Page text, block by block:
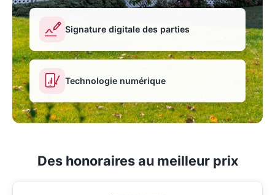
Signature digitale des parties
Technologie numérique
Des honoraires au meilleur prix